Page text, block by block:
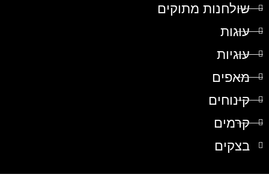
שולחנות מתוקים
עוגות
עוגיות
מאפים
קינוחים
קרמים
בצקים